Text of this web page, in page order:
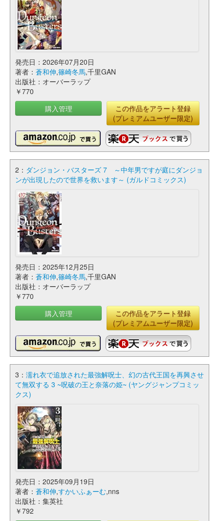
発売日：2026年07月20日
著者： 蒼和伸,篠崎冬馬,千里GAN
出版社：オーバーラップ
￥770
購入管理
この作品をアラート登録
(プレミアムユーザー限定)
2： ダンジョン・バスターズ 7 ～中年男ですが庭にダンジョ
ンが出現したので世界を救います～ (ガルドコミックス)
発売日：2025年12月25日
著者： 蒼和伸,篠崎冬馬,千里GAN
出版社：オーバーラップ
￥770
購入管理
この作品をアラート登録
(プレミアムユーザー限定)
3： 濡れ衣で追放された最強解呪士、幻の古代王国を再興させ
て無双する 3 ~呪破の王と奈落の姫~ (ヤングジャンプコミッ
クス)
発売日：2025年09月19日
著者： 蒼和伸,すかいふぁーむ,nns
出版社：集英社
￥792